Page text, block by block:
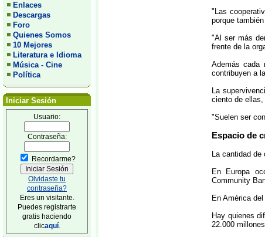
Enlaces
Descargas
Foro
Quienes Somos
10 Mejores
Literatura e Idioma
Música - Cine
Política
Iniciar Sesión
Usuario:
Contraseña:
Recordarme?
Olvidaste tu
contraseña?
Eres un visitante.
Puedes registrarte
gratis haciendo
clicaquí.
"Las
porque
"Al ser más
frente de la
Además cada
contribuyen a
La
ciento de
"Suelen ser
Espacio de
La cantidad de
En Europa
Community
En América
Hay quienes
22.000